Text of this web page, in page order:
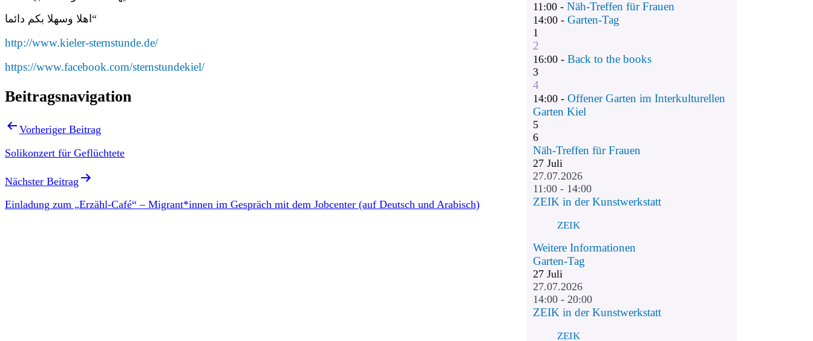
اهلا وسهلا بكم دائما“
http://www.kieler-sternstunde.de/
https://www.facebook.com/sternstundekiel/
Beitragsnavigation
Vorheriger Beitrag
Solikonzert für Geflüchtete
Nächster Beitrag
Einladung zum „Erzähl-Café“ – Migrant*innen im Gespräch mit dem Jobcenter (auf Deutsch und Arabisch)
11:00 -Näh-Treffen für Frauen
14:00 -Garten-Tag
1
2
16:00 -Back to the books
3
4
14:00 -Offener Garten im Interkulturellen
Garten Kiel
5
6
Näh-Treffen für Frauen
27 Juli
27.07.2026
11:00 - 14:00
ZEIK in der Kunstwerkstatt
ZEIK
Weitere Informationen
Garten-Tag
27 Juli
27.07.2026
14:00 - 20:00
ZEIK in der Kunstwerkstatt
ZEIK